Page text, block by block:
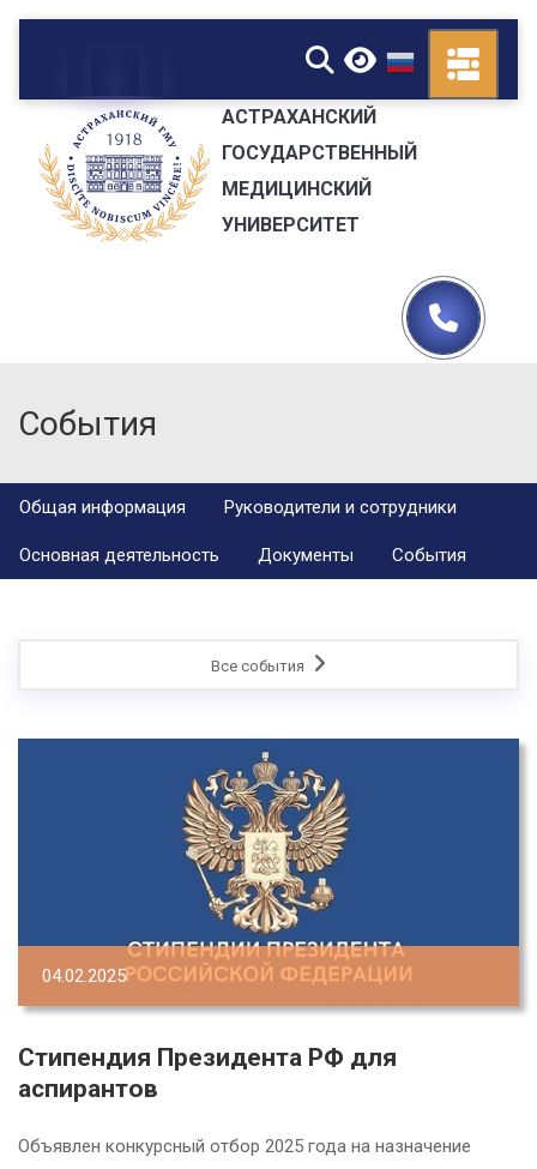
▼
АСТРАХАНСКИЙ
ГОСУДАРСТВЕННЫЙ
МЕДИЦИНСКИЙ
УНИВЕРСИТЕТ
События
Общая информация Руководители и сотрудники
Основная деятельность Документы События
Все события
04.02.2025
Стипендия Президента РФ для
аспирантов
Объявлен конкурсный отбор 2025 года на назначение